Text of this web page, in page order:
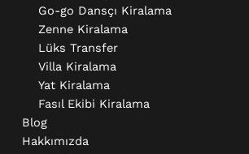
Go-go Dansçı Kiralama​
Zenne Kiralama
Lüks Transfer
Villa Kiralama
Yat Kiralama
Fasıl Ekibi Kiralama
Blog
Hakkımızda